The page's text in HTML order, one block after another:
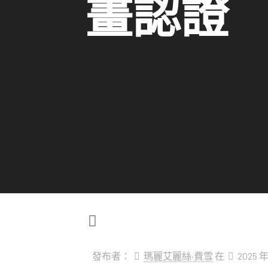
畫認證
發布者： 瑪麗艾麗絲·費雪 在 2025